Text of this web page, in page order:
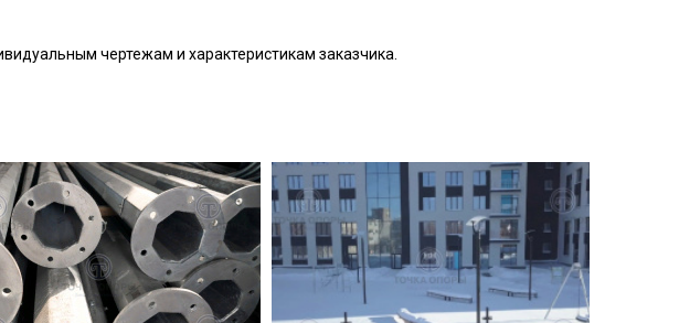
чертежам и характеристикам заказчика.